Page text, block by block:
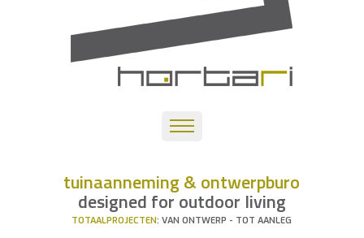
tuinaanneming & ontwerpburo
designed for outdoor living
TOTAALPROJECTEN: VAN ONTWERP - TOT AANLEG